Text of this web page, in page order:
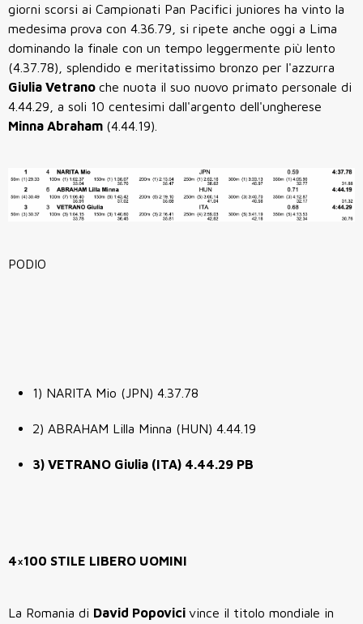
giorni scorsi ai Campionati Pan Pacifici juniores ha vinto la
medesima prova con 4.36.79, si ripete anche oggi a Lima
dominando la finale con un tempo leggermente più lento
(4.37.78), splendido e meritatissimo bronzo per l'azzurra
Giulia Vetrano che nuota il suo nuovo primato personale di
4.44.29, a soli 10 centesimi dall'argento dell'ungherese
Minna Abraham (4.44.19).
PODIO
1) NARITA Mio (JPN) 4.37.78
2) ABRAHAM Lilla Minna (HUN) 4.44.19
3) VETRANO Giulia (ITA) 4.44.29 PB
4×100 STILE LIBERO UOMINI
La Romania di David Popovici vince il titolo mondiale in